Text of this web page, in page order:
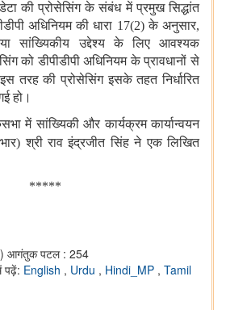
की प्रोसेसिंग के संबंध में प्रमुख सिद्धांत
अधिनियम की धारा 17(2) के अनुसार,
सांख्यिकीय उद्देश्य के लिए आवश्यक
को डीपीडीपी अधिनियम के प्रावधानों से
इस तरह की प्रोसेसिंग इसके तहत निर्धारित
हो।
में सांख्यिकी और कार्यक्रम कार्यान्वयन
श्री राव इंद्रजीत सिंह ने एक लिखित
*****
आगंतुक पटल : 254
पढ़ें: English , Urdu , Hindi_MP , Tamil